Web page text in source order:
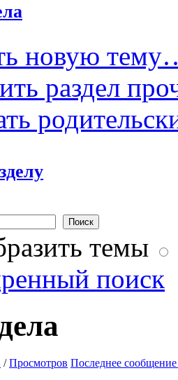
новую
раздел
темы
поиск
/Просмотров Последнее сообщение